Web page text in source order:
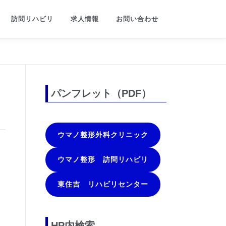
訪問リハビリ 求人情報 お問い合わせ
パンフレット（PDF）
ウマノ整形外科クリニック
ウマノ整形 訪問リハビリ
東住吉 リハビリセンター